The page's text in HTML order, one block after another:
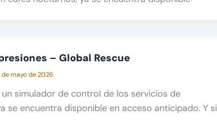
– Global Rescue
de mayo de 2026
un simulador de control de los servicios de
se encuentra disponible en acceso anticipado. Y si